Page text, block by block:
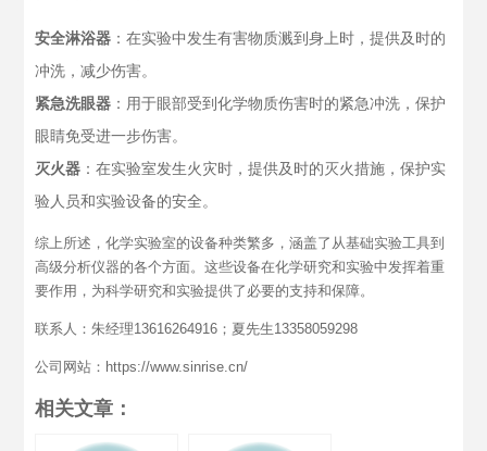
安全淋浴器 ：在实验中发生有害物质溅到身上时，提供及时的
冲洗，减少伤害。
紧急洗眼器 ：用于眼部受到化学物质伤害时的紧急冲洗，保护
眼睛免受进一步伤害。
灭火器 ：在实验室发生火灾时，提供及时的灭火措施，保护实
验人员和实验设备的安全。
综上所述，化学实验室的设备种类繁多，涵盖了从基础实验工具到
高级分析仪器的各个方面。这些设备在化学研究和实验中发挥着重
要作用，为科学研究和实验提供了必要的支持和保障。
联系人：朱经理13616264916；夏先生13358059298
公司网站：https://www.sinrise.cn/
相关文章：